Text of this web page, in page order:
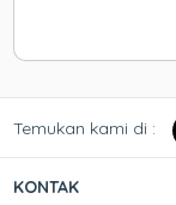
Temukan kami di :
KONTAK